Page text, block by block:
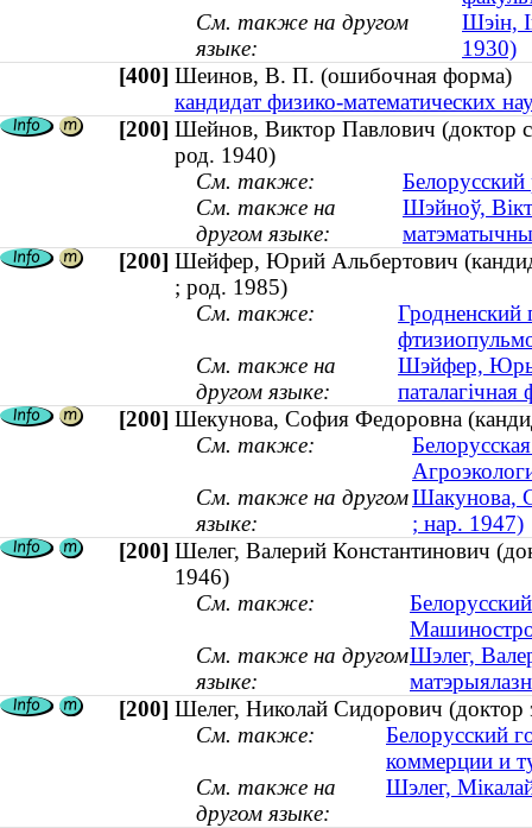
См. также на другом
языке:
Шэін,
1930)
[400] Шеинов, В. П. (ошибочная
кандидат физико-математических
[200] Шейнов, Виктор Павлович (доктор
род. 1940)
См. также:
См. также на
другом языке:
Шэйноў,
[200] Шейфер, Юрий Альбертович
; род. 1985)
См. также:
Гродненский
См. также на
другом языке:
Шэйфер,
паталагічная
[200] Шекунова, София Федоровна
См. также:
См. также на другом
языке:
Шакунова,
; нар. 1947)
[200] Шелег, Валерий Константинович
1946)
См. также:
См. также на другом
языке:
Шэлег,
[200] Шелег, Николай Сидорович (доктор
См. также:
Белорусский
коммерции и
См. также на
другом языке:
Шэлег,